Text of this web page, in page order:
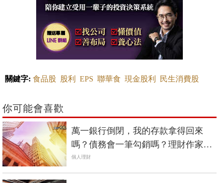
關鍵字: 食品股 股利 EPS 聯華食 現金股利 民生消費股
你可能會喜歡
萬一銀行倒閉，我的存款拿得回來
嗎？債務會一筆勾銷嗎？理財作家佑
佑1分鐘解答
個人理財